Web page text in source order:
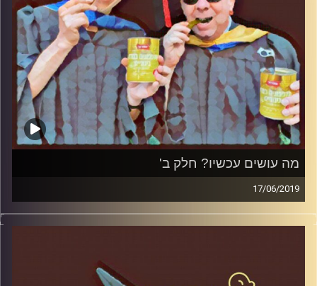
מה עושים עכשיו? חלק ב'
17/06/2019
פרופסור בועז בן-דוד ופרופסור גלעד הירשברגר